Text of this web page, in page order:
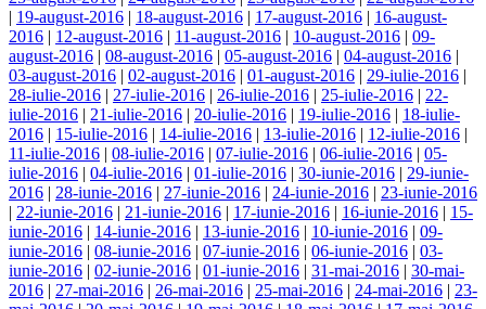
| 19-august-2016 | 18-august-2016 | 17-august-2016 | 16-august-
2016 | 12-august-2016 | 11-august-2016 | 10-august-2016 | 09-
august-2016 | 08-august-2016 | 05-august-2016 | 04-august-2016 |
03-august-2016 | 02-august-2016 | 01-august-2016 | 29-iulie-2016 |
28-iulie-2016 | 27-iulie-2016 | 26-iulie-2016 | 25-iulie-2016 | 22-
iulie-2016 | 21-iulie-2016 | 20-iulie-2016 | 19-iulie-2016 | 18-iulie-
2016 | 15-iulie-2016 | 14-iulie-2016 | 13-iulie-2016 | 12-iulie-2016 |
11-iulie-2016 | 08-iulie-2016 | 07-iulie-2016 | 06-iulie-2016 | 05-
iulie-2016 | 04-iulie-2016 | 01-iulie-2016 | 30-iunie-2016 | 29-iunie-
2016 | 28-iunie-2016 | 27-iunie-2016 | 24-iunie-2016 | 23-iunie-2016
| 22-iunie-2016 | 21-iunie-2016 | 17-iunie-2016 | 16-iunie-2016 | 15-
iunie-2016 | 14-iunie-2016 | 13-iunie-2016 | 10-iunie-2016 | 09-
iunie-2016 | 08-iunie-2016 | 07-iunie-2016 | 06-iunie-2016 | 03-
iunie-2016 | 02-iunie-2016 | 01-iunie-2016 | 31-mai-2016 | 30-mai-
2016 | 27-mai-2016 | 26-mai-2016 | 25-mai-2016 | 24-mai-2016 | 23-